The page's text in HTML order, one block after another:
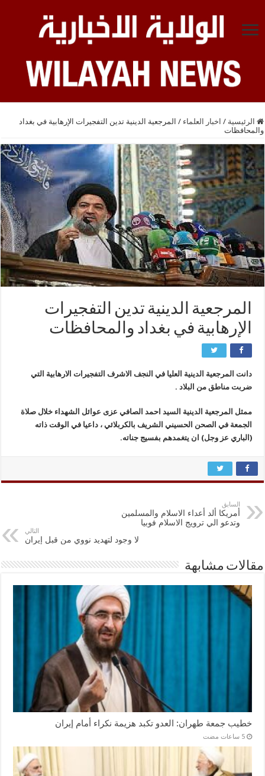
الرئيسية / اخبار العلماء / المرجعية الدينية تدين التفجيرات الإرهابية في بغداد
والمحافظات
المرجعية الدينية تدين التفجيرات
الإرهابية في بغداد والمحافظات
دانت المرجعية الدينية العليا في النجف الاشرف التفجيرات الارهابية التي
ضربت مناطق من البلاد .
ممثل المرجعية الدينية السيد احمد الصافي عزى عوائل الشهداء خلال صلاة
الجمعة في الصحن الحسيني الشريف بالكربلائي ، داعيا في الوقت ذاته
(الباري عز وجل) ان يتغمدهم بفسيج جناته.
السابق
أمريكا ألد أعداء الاسلام والمسلمين
وتدعو الي ترويج الاسلام فوبيا
التالي
لا وجود لتهديد نووي من قبل إيران
مقالات مشابهة
خطيب جمعة طهران: العدو تكبد هزيمة نكراء أمام إيران
‏5 ساعات مضت